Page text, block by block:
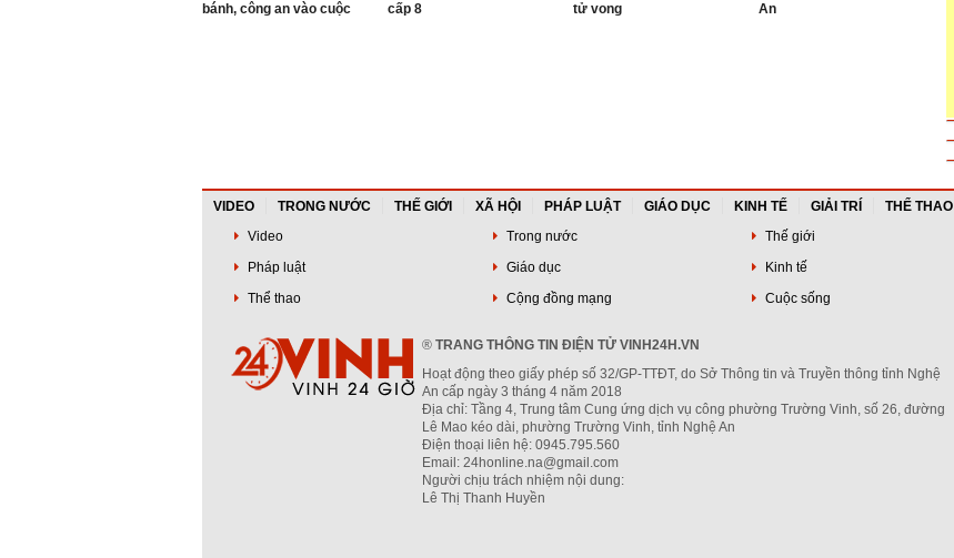
bánh, công an vào cuộc
cấp 8
tử vong
An
VIDEO TRONG NƯỚC THẾ GIỚI XÃ HỘI PHÁP LUẬT GIÁO DỤC KINH TẾ GIẢI TRÍ THỂ THAO
Video
Trong nước Thế giới
Pháp luật
Giáo dục Kinh tế
Thể thao
Cộng đồng mạng Cuộc sống
® TRANG THÔNG TIN ĐIỆN TỬ VINH24H.VN
Hoạt động theo giấy phép số 32/GP-TTĐT, do Sở Thông tin và Truyền thông tỉnh Nghệ
An cấp ngày 3 tháng 4 năm 2018
Địa chỉ: Tầng 4, Trung tâm Cung ứng dịch vụ công phường Trường Vinh, số 26, đường
Lê Mao kéo dài, phường Trường Vinh, tỉnh Nghệ An
Điện thoại liên hệ: 0945.795.560
Email: 24honline.na@gmail.com
Người chịu trách nhiệm nội dung:
Lê Thị Thanh Huyền